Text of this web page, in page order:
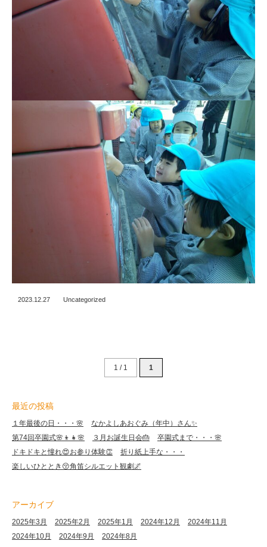
2023.12.27 Uncategorized
1 / 1 1
最近の投稿
１年最後の日・・・🌸
なかよしあおぐみ（年中）さん✨
第74回卒園式🌸👦👧🌸
３月お誕生日会🎂
卒園式まで・・・🌸
ドキドキと憧れ😍お参り体験👏
折り紙上手な・・・
楽しいひととき😚角笛シルエット観劇🌌
アーカイブ
2025年3月 2025年2月 2025年1月 2024年12月
2024年11月
2024年10月
2024年9月
2024年8月